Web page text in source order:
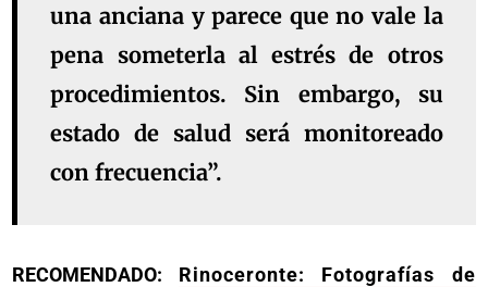
una anciana y parece que no vale la
pena someterla al estrés de otros
procedimientos. Sin embargo, su
estado de salud será monitoreado
con frecuencia”.
RECOMENDADO: Rinoceronte: Fotografías de